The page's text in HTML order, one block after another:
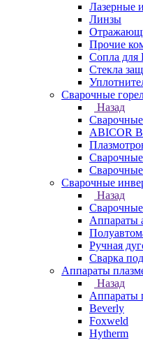
Лазерные
Линзы
Прочие
Сопла для
Стекла
Сварочные
Назад
ABICOR
Сварочные
Назад
Аппараты
Ручная
Сварка
Аппараты
Назад
Аппараты
Beverly
Foxweld
Hytherm